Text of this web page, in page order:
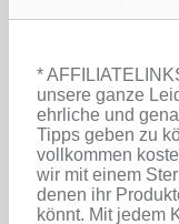
*
unsere ganze
ehrliche und
Tipps geben zu
vollkommen
wir mit einem
denen ihr
könnt. Mit jedem